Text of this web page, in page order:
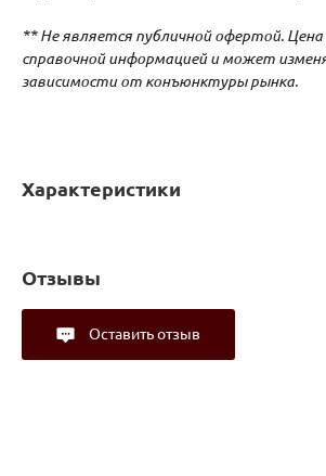
** Не является публичной офертой.
справочной информацией и может
зависимости от конъюнктуры рынка.
Характеристики
Отзывы
Оставить отзыв